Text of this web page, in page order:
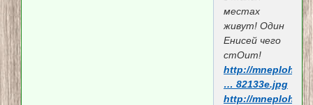
местах
живут! Один
Енисей чего
стОит!
http://
… 82133e.jpg
http://